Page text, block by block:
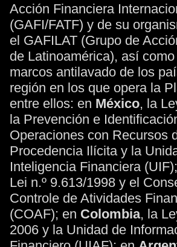
Acción Financiera
(GAFI/FATF) y de su
el GAFILAT (Grupo de
de Latinoamérica), así
marcos antilavado de los
región en los que opera la
entre ellos: en México, la
la Prevención e
Operaciones con Recursos
Procedencia Ilícita y la
Inteligencia Financiera
Lei n.º 9.613/1998 y el
Controle de Atividades
(COAF); en Colombia, la
2006 y la Unidad de